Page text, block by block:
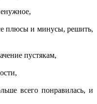
плюсы и минусы, решить,
пустякам,
всего понравилась, и